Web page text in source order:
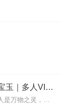
蛊真人｜大爱仙尊｜热血｜老宝玉｜多人VIP免费有声剧
内容简介【黑暗文反派流封神之作】人是万物之灵，蛊是天地真精。一个穿越者不断重生的故事。一个养蛊、炼蛊、用蛊的奇特世界。配音组（男角色）老宝玉旁白...